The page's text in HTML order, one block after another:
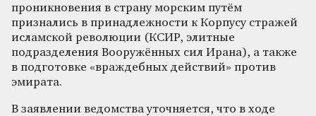
проникновения в страну морским путём
признались в принадлежности к Корпусу стражей
исламской революции (КСИР, элитные
подразделения Вооружённых сил Ирана), а также
в подготовке «враждебных действий» против
эмирата.
В заявлении ведомства уточняется, что в ходе